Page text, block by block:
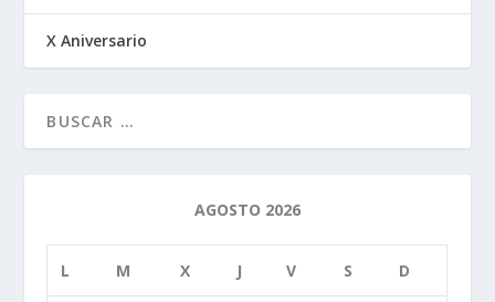
X Aniversario
AGOSTO 2026
L M X J V S D